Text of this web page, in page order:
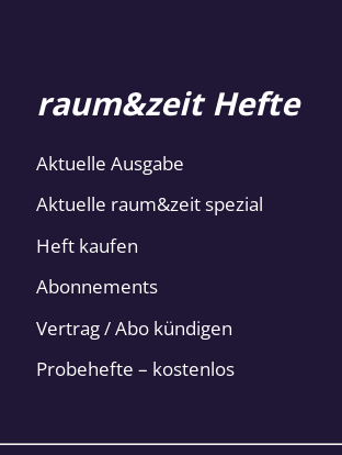
raum&zeit Hefte
Aktuelle Ausgabe
Aktuelle raum&zeit spezial
Heft kaufen
Abonnements
Vertrag / Abo kündigen
Probehefte – kostenlos